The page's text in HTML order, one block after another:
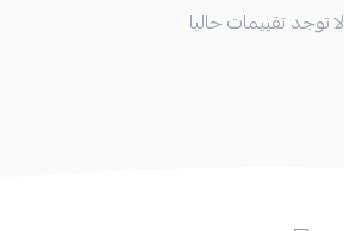
لا توجد تقييمات حاليا